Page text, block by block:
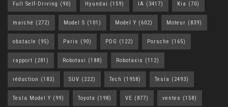
Full Self-Driving (90) Hyundai (159) IA (3417) Kia (70)
marché (272) Model S (101) Model Y (602) Moteur (839)
obstacle (95) Paris (90) PDG (122) Porsche (165)
rapport (281) Robotaxi (188) Robotaxis (112)
réduction (183) SUV (222) Tech (1958) Tesla (2493)
Tesla Model Y (99) Toyota (198) VE (877) ventes (158)